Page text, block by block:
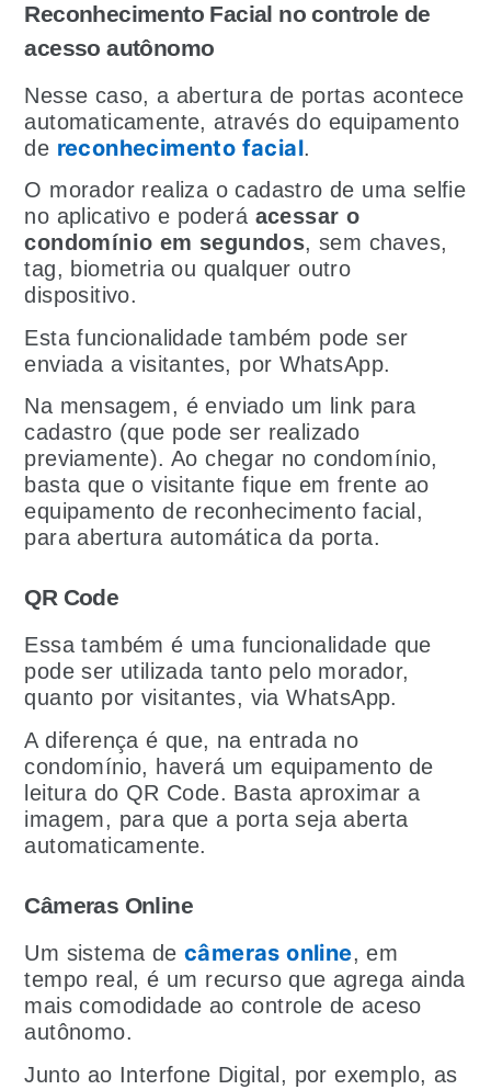
Reconhecimento Facial no controle de
acesso autônomo
Nesse caso, a abertura de portas acontece
automaticamente, através do equipamento
de reconhecimento facial.
O morador realiza o cadastro de uma selfie
no aplicativo e poderá acessar o
condomínio em segundos, sem chaves,
tag, biometria ou qualquer outro
dispositivo.
Esta funcionalidade também pode ser
enviada a visitantes, por WhatsApp.
Na mensagem, é enviado um link para
cadastro (que pode ser realizado
previamente). Ao chegar no condomínio,
basta que o visitante fique em frente ao
equipamento de reconhecimento facial,
para abertura automática da porta.
QR Code
Essa também é uma funcionalidade que
pode ser utilizada tanto pelo morador,
quanto por visitantes, via WhatsApp.
A diferença é que, na entrada no
condomínio, haverá um equipamento de
leitura do QR Code. Basta aproximar a
imagem, para que a porta seja aberta
automaticamente.
Câmeras Online
Um sistema de câmeras online, em
tempo real, é um recurso que agrega ainda
mais comodidade ao controle de aceso
autônomo.
Junto ao Interfone Digital, por exemplo, as